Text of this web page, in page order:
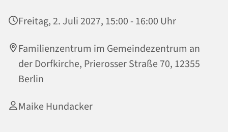
Freitag, 2. Juli 2027, 15:00 - 16:00 Uhr
Familienzentrum im Gemeindezentrum an
der Dorfkirche, Prierosser Straße 70, 12355
Berlin
Maike Hundacker